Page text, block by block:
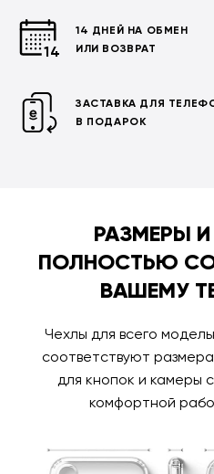
14 ДНЕЙ НА ОБМЕН
ИЛИ ВОЗВРАТ
ЗАСТАВКА ДЛЯ
В ПОДАРОК
РАЗМЕРЫ
ПОЛНОСТЬЮ
ВАШЕМУ
Чехлы для всего
соответствуют
для кнопок и камеры
комфортной